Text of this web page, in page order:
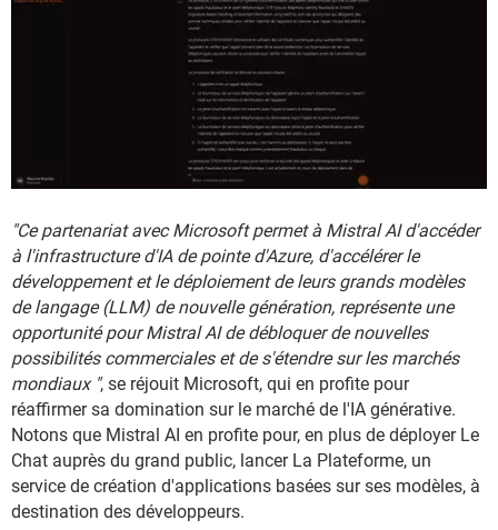
"Ce partenariat avec Microsoft permet à Mistral AI d'accéder
à l'infrastructure d'IA de pointe d'Azure, d'accélérer le
développement et le déploiement de leurs grands modèles
de langage (LLM) de nouvelle génération, représente une
opportunité pour Mistral AI de débloquer de nouvelles
possibilités commerciales et de s'étendre sur les marchés
mondiaux ", se réjouit Microsoft, qui en profite pour
réaffirmer sa domination sur le marché de l'IA générative.
Notons que Mistral AI en profite pour, en plus de déployer Le
Chat auprès du grand public, lancer La Plateforme, un
service de création d'applications basées sur ses modèles, à
destination des développeurs.